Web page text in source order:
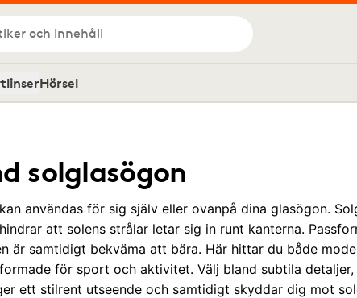
och innehåll
Hörsel
solglasögon
användas för sig själv eller ovanpå dina glasögon.
att solens strålar letar sig in runt kanterna.
är samtidigt bekväma att bära. Här hittar du både
för sport och aktivitet. Välj bland subtila
ett stilrent utseende och samtidigt skyddar dig mot